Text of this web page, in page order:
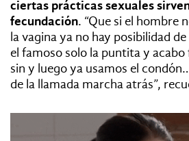
ciertas prácticas sexuales
fecundación. “Que si el hombre
la vagina ya no hay posibilidad
el famoso solo la puntita y
sin y luego ya usamos el
de la llamada marcha atrás”,